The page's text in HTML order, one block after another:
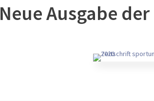
Neue Ausgabe